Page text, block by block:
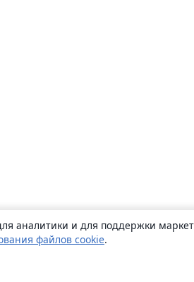
аналитики и для поддержки
файлов cookie.